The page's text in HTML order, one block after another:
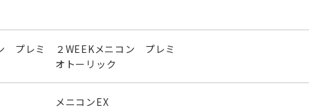
プレミ
２WEEKメニコン プレミ
オトーリック
メニコンEX